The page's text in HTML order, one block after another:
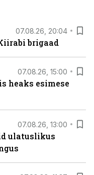
07.08.26, 20:04
brigaad
07.08.26, 15:00
heaks esimese
07.08.26, 13:00
ulatuslikus